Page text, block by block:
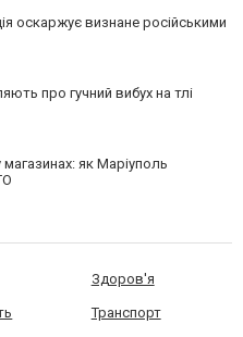
оскаржує визнане російськими
про гучний вибух на тлі
магазинах: як Маріуполь
Здоров'я
Транспорт